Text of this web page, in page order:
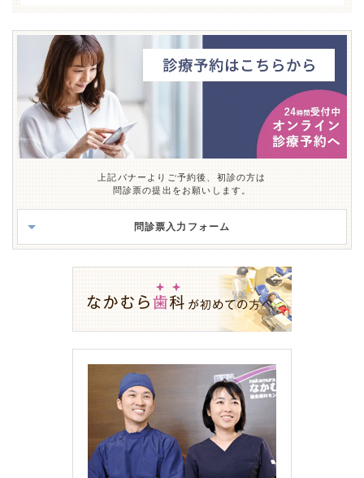
上記バナーよりご予約後、初診の方は
問診票の提出をお願いします。
問診票入力フォーム